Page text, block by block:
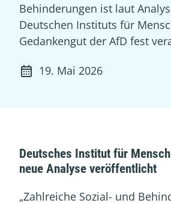
19. Mai 2026
Behinderungen ist laut
Deutschen Instituts für
Gedankengut der AfD fest
Deutsches Institut für
neue Analyse veröffentlicht
„Zahlreiche Sozial- und